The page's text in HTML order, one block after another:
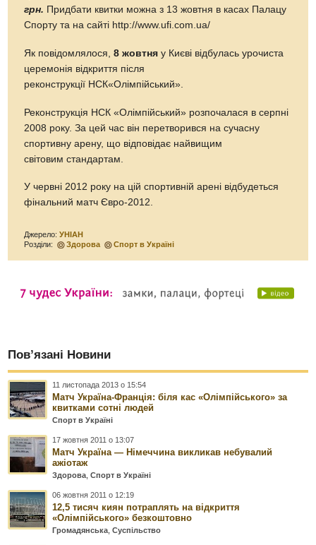
грн. Придбати квитки можна з 13 жовтня в касах Палацу
Спорту та на сайті http://www.ufi.com.ua/
Як повідомлялося,8 жовтня у Києві відбулась урочиста
церемонія відкриття після
реконструкції НСК«Олімпійський».
Реконструкція НСК «Олімпійський» розпочалася в серпні
2008 року. За цей час він перетворився на сучасну
спортивну арену, що відповідає найвищим
світовим стандартам.
У червні 2012 року на цій спортивній арені відбудеться
фінальний матч Євро-2012.
Джерело:УНІАН
Розділи:
Здорова Спорт в Україні
Пов’язані Новини
11 листопада 2013 о 15:54
Матч Україна-Франція: біля кас «Олімпійського» за
квитками сотні людей
Спорт в Україні
17 жовтня 2011 о 13:07
Матч Україна — Німеччина викликав небувалий
ажіотаж
Здорова,Спорт в Україні
06 жовтня 2011 о 12:19
12,5 тисяч киян потраплять на відкриття
«Олімпійського» безкоштовно
Громадянська,Суспільство